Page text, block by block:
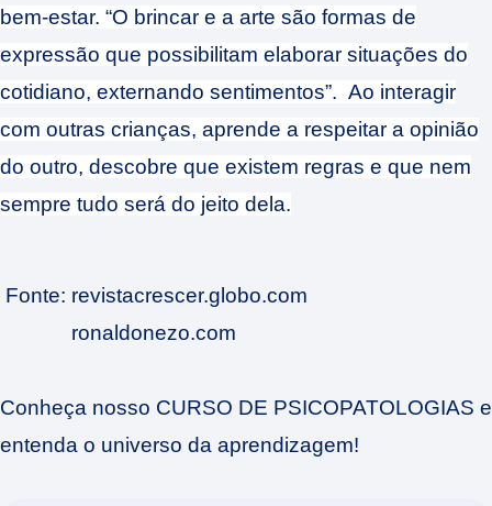
bem-estar. “O brincar e a arte são formas de
expressão que possibilitam elaborar situações do
cotidiano, externando sentimentos”. Ao interagir
com outras crianças, aprende a respeitar a opinião
do outro, descobre que existem regras e que nem
sempre tudo será do jeito dela.
Fonte: revistacrescer.globo.com
ronaldonezo.com
Conheça nosso CURSO DE PSICOPATOLOGIAS e
entenda o universo da aprendizagem!